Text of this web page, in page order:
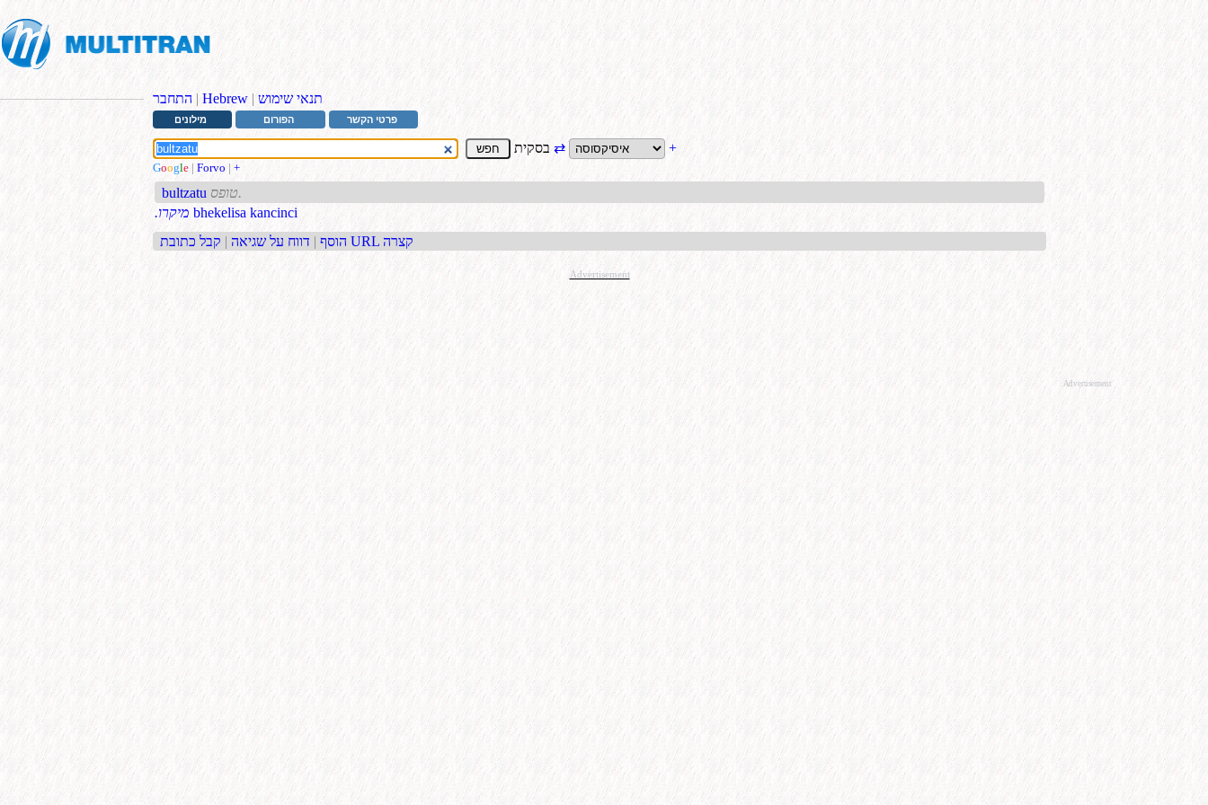
התחבר | Hebrew | תנאי שימוש
מילונים הפורום פרטי הקשר
⇄ +
Google | Forvo | +
bultzatu
טופס.
.מיקרו bhekelisa kancinci
הוסף | דווח על שגיאה | קבל כתובת URL קצרה
Advertisement
Advertisement